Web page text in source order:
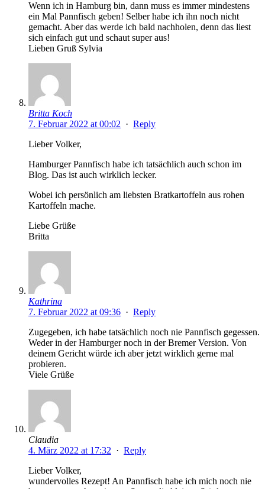
Wenn ich in Hamburg bin, dann muss es immer mindestens
ein Mal Pannfisch geben! Selber habe ich ihn noch nicht
gemacht. Aber das werde ich bald nachholen, denn das liest
sich einfach gut und schaut super aus!
Lieben Gruß Sylvia
Britta Koch
7. Februar 2022 at 00:02 · Reply
Lieber Volker,
Hamburger Pannfisch habe ich tatsächlich auch schon im
Blog. Das ist auch wirklich lecker.
Wobei ich persönlich am liebsten Bratkartoffeln aus rohen
Kartoffeln mache.
Liebe Grüße
Britta
Kathrina
7. Februar 2022 at 09:36 · Reply
Zugegeben, ich habe tatsächlich noch nie Pannfisch gegessen.
Weder in der Hamburger noch in der Bremer Version. Von
deinem Gericht würde ich aber jetzt wirklich gerne mal
probieren.
Viele Grüße
Claudia
4. März 2022 at 17:32 · Reply
Lieber Volker,
wundervolles Rezept! An Pannfisch habe ich mich noch nie